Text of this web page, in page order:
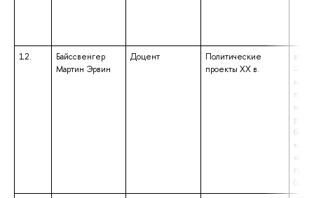
12.
Байссвенгер
Мартин Эрвин
Доцент
Политические
проекты XX в.
–